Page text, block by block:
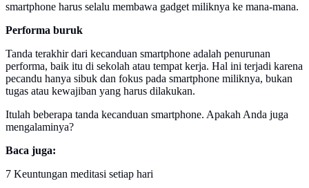
smartphone harus selalu membawa gadget miliknya ke mana-mana.
Performa buruk
Tanda terakhir dari kecanduan smartphone adalah penurunan
performa, baik itu di sekolah atau tempat kerja. Hal ini terjadi karena
pecandu hanya sibuk dan fokus pada smartphone miliknya, bukan
tugas atau kewajiban yang harus dilakukan.
Itulah beberapa tanda kecanduan smartphone. Apakah Anda juga
mengalaminya?
Baca juga:
7 Keuntungan meditasi setiap hari